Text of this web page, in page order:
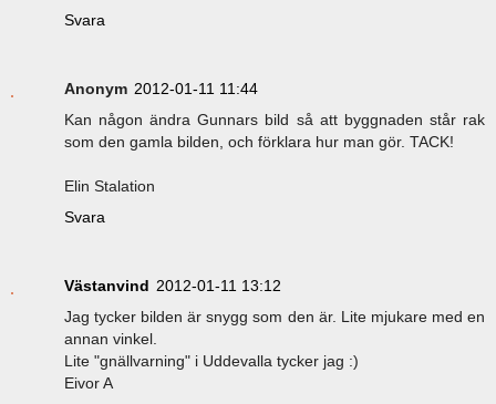
Svara
Anonym 2012-01-11 11:44
Kan någon ändra Gunnars bild så att byggnaden står rak
som den gamla bilden, och förklara hur man gör. TACK!
Elin Stalation
Svara
Västanvind 2012-01-11 13:12
Jag tycker bilden är snygg som den är. Lite mjukare med en
annan vinkel.
Lite "gnällvarning" i Uddevalla tycker jag :)
Eivor A